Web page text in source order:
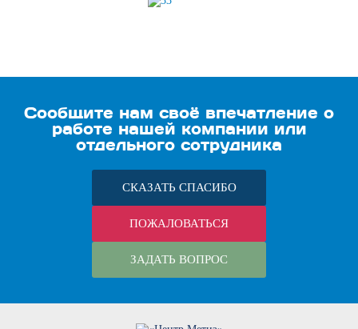
Сообщите нам своё впечатление о
работе нашей компании или
отдельного сотрудника
СКАЗАТЬ СПАСИБО
ПОЖАЛОВАТЬСЯ
ЗАДАТЬ ВОПРОС